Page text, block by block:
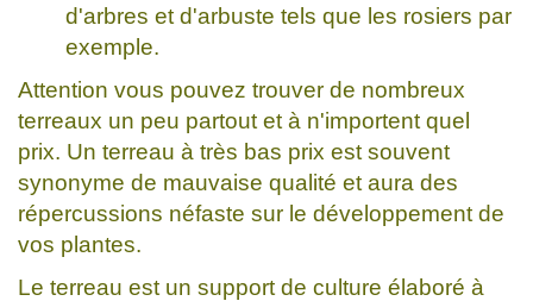
d'arbres et d'arbuste tels que les rosiers par
exemple.
Attention vous pouvez trouver de nombreux
terreaux un peu partout et à n'importent quel
prix. Un terreau à très bas prix est souvent
synonyme de mauvaise qualité et aura des
répercussions néfaste sur le développement de
vos plantes.
Le terreau est un support de culture élaboré à